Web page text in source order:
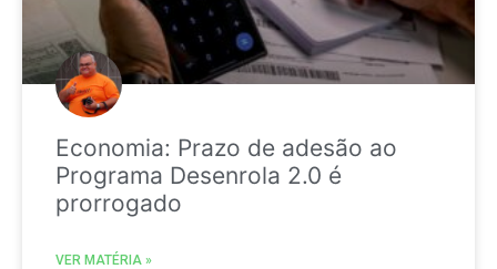
Economia: Prazo de adesão ao
Programa Desenrola 2.0 é
prorrogado
VER MATÉRIA »